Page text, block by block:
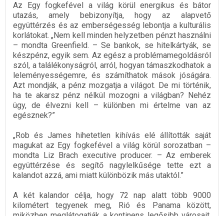
Az Egy fogkefével a világ körül energikus és bátor
utazás, amely bebizonyítja, hogy az alapvető
együttérzés és az emberségesség lebontja a kulturális
korlátokat. „Nem kell minden helyzetben pénzt használni
– mondta Greenfield. – Se bankok, se hitelkártyák, se
készpénz, egyik sem. Az egész a problémamegoldásról
szól, a találékonyságról, arról, hogyan támaszkodhatok a
leleményességemre, és számíthatok mások jóságára.
Azt mondják, a pénz mozgatja a világot. De mi történik,
ha te akarsz pénz nélkül mozogni a világban? Nehéz
ügy, de élvezni kell – különben mi értelme van az
egésznek?”
„Rob és James hihetetlen kihívás elé állították saját
magukat az Egy fogkefével a világ körül sorozatban –
mondta Liz Brach executive producer. – Az emberek
együttérzése és segítő nagylelkűsége tette ezt a
kalandot azzá, ami miatt különbözik más utaktól.”
A két kalandor célja, hogy 72 nap alatt több 9000
kilométert tegyenek meg, Rió és Panama között,